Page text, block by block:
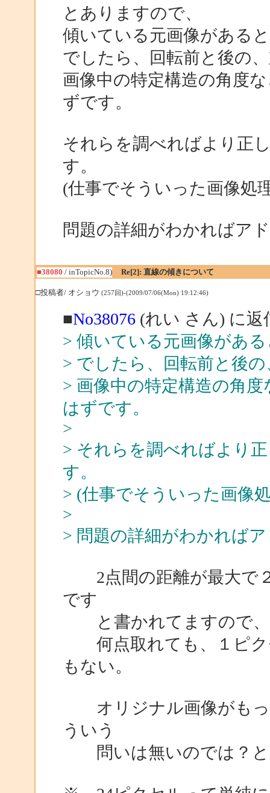
とありますので、
傾いている元画像がある
でしたら、回転前と後の
画像中の特定構造の角度
ずです。
それらを調べればより正
す。
(仕事でそういった画像処
問題の詳細がわかればア
■38080 / inTopicNo.8) Re[2]: 直線の傾きについて
□投稿者/ オショウ (257回)-(2009/07/06(Mon) 19:12:46)
■No38076(れい さん) に返
> 傾いている元画像があ
> でしたら、回転前と後
> 画像中の特定構造の角
はずです。
>
> それらを調べればより
す。
> (仕事でそういった画像
>
> 問題の詳細がわかれば
2点間の距離が最大で
です
と書かれてますので、
何点取れても、１ピク
もない。
オリジナル画像がもっ
ういう
問いは無いのでは？と